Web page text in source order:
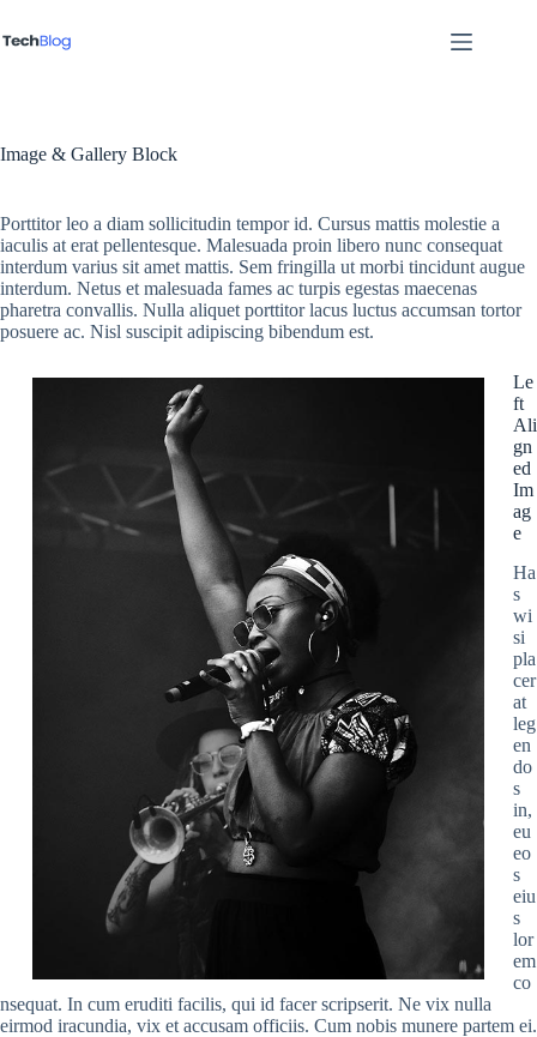
la
conținut
Image & Gallery Block
Porttitor leo a diam sollicitudin tempor id. Cursus mattis molestie a
iaculis at erat pellentesque. Malesuada proin libero nunc consequat
interdum varius sit amet mattis. Sem fringilla ut morbi tincidunt augue
interdum. Netus et malesuada fames ac turpis egestas maecenas
pharetra convallis. Nulla aliquet porttitor lacus luctus accumsan tortor
posuere ac. Nisl suscipit adipiscing bibendum est.
Le
ft
Ali
gn
ed
Im
ag
e
Ha
s
wi
si
pla
cer
at
leg
en
do
s
in,
eu
eo
s
eiu
s
lor
em
co
nsequat. In cum eruditi facilis, qui id facer scripserit. Ne vix nulla
eirmod iracundia, vix et accusam officiis. Cum nobis munere partem ei.